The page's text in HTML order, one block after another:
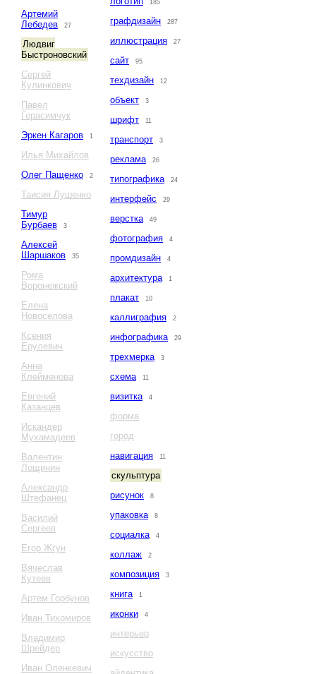
Артемий
Лебедев
27
Людвиг
Быстроновский
Сергей
Кулинкович
Павел
Герасимчук
Эркен Кагаров
1
Илья Михайлов
Олег Пащенко
2
Таисия Лушенко
Тимур
Бурбаев
3
Алексей
Шаршаков
35
Рома
Воронежский
Елена
Новоселова
Ксения
Ерулевич
Анна
Клейменова
Евгений
Казанцев
Искандер
Мухамадеев
Валентин
Лощинин
Александр
Штефанец
Василий
Сергеев
Егор Жгун
Вячеслав
Кутеев
Артем Горбунов
Иван Тихомиров
Владимир
Шрейдер
Иван Оленкевич
185
графдизайн 287
иллюстрация 27
сайт 95
техдизайн 12
объект 3
шрифт 11
транспорт 3
реклама 26
типографика 24
интерфейс 29
верстка 49
фотография 4
промдизайн 4
архитектура 1
плакат 10
каллиграфия 2
инфографика 29
трехмерка 3
схема 11
визитка 4
форма
город
навигация
11
скульптура
рисунок
8
упаковка 8
социалка 4
коллаж 2
композиция 3
книга 1
иконки 4
интерьер
искусство